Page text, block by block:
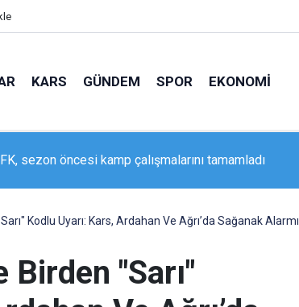
KARS GÜNDEM SPOR EKONOMI
Kodlu Uyarı: Kars, Ardahan Ve Ağrı’da Sağanak Alarmı
Birden "Sarı"